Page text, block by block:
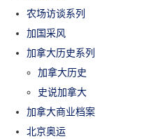
农场访谈系列
加国采风
加拿大历史系列
加拿大历史
史说加拿大
加拿大商业档案
北京奥运